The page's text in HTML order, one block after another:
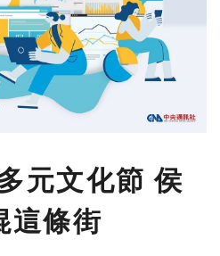
元文化節 侯
這條街